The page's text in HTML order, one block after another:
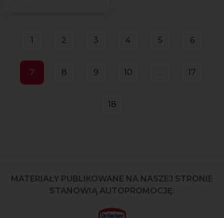
1 2 3 4 5 6
7 8 9 10 ... 17
18
MATERIAŁY PUBLIKOWANE NA NASZEJ STRONIE
STANOWIĄ AUTOPROMOCJĘ: